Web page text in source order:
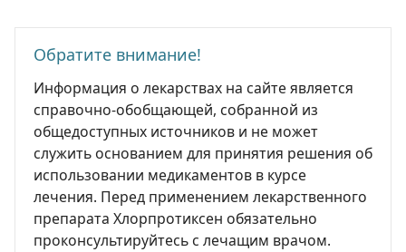
Обратите внимание!
Информация о лекарствах на сайте является
справочно-обобщающей, собранной из
общедоступных источников и не может
служить основанием для принятия решения об
использовании медикаментов в курсе
лечения. Перед применением лекарственного
препарата Хлорпротиксен обязательно
проконсультируйтесь с лечащим врачом.